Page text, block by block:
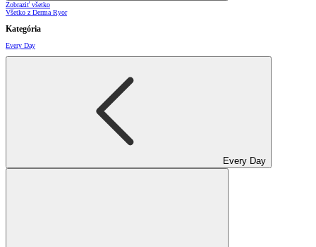
Zobraziť všetko
Všetko z Derma Ryor
Kategória
Every Day
Every Day